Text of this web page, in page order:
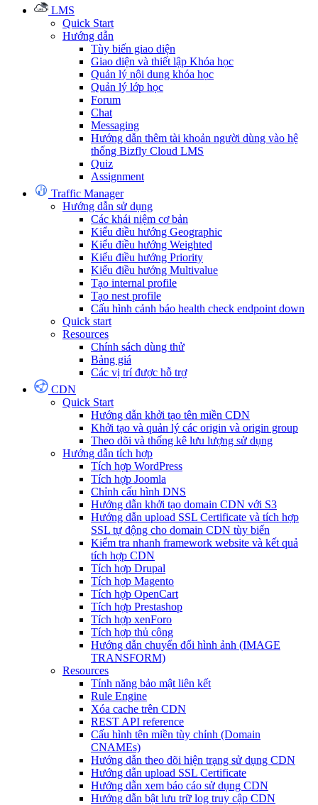
LMS
Quick Start
Hướng dẫn
Tùy biến giao diện
Giao diện và thiết lập Khóa học
Quản lý nội dung khóa học
Quản lý lớp học
Forum
Chat
Messaging
Hướng dẫn thêm tài khoản người dùng vào hệ
thống Bizfly Cloud LMS
Quiz
Assignment
Traffic Manager
Hướng dẫn sử dụng
Các khái niệm cơ bản
Kiểu điều hướng Geographic
Kiểu điều hướng Weighted
Kiểu điều hướng Priority
Kiểu điều hướng Multivalue
Tạo internal profile
Tạo nest profile
Cấu hình cảnh báo health check endpoint down
Quick start
Resources
Chính sách dùng thử
Bảng giá
Các vị trí được hỗ trợ
CDN
Quick Start
Hướng dẫn khởi tạo tên miền CDN
Khởi tạo và quản lý các origin và origin group
Theo dõi và thống kê lưu lượng sử dụng
Hướng dẫn tích hợp
Tích hợp WordPress
Tích hợp Joomla
Chỉnh cấu hình DNS
Hướng dẫn khởi tạo domain CDN với S3
Hướng dẫn upload SSL Certificate và tích hợp
SSL tự động cho domain CDN tùy biến
Kiểm tra nhanh framework website và kết quả
tích hợp CDN
Tích hợp Drupal
Tích hợp Magento
Tích hợp OpenCart
Tích hợp Prestashop
Tích hợp xenForo
Tích hợp thủ công
Hướng dẫn chuyển đổi hình ảnh (IMAGE
TRANSFORM)
Resources
Tính năng bảo mật liên kết
Rule Engine
Xóa cache trên CDN
REST API reference
Cấu hình tên miền tùy chỉnh (Domain
CNAMEs)
Hướng dẫn theo dõi hiện trạng sử dụng CDN
Hướng dẫn upload SSL Certificate
Hướng dẫn xem báo cáo sử dụng CDN
Hướng dẫn bật lưu trữ log truy cập CDN